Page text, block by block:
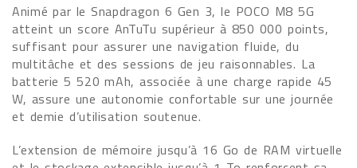
Animé par le Snapdragon 6 Gen 3, le POCO M8 5G
atteint un score AnTuTu supérieur à 850 000 points,
suffisant pour assurer une navigation fluide, du
multitâche et des sessions de jeu raisonnables. La
batterie 5 520 mAh, associée à une charge rapide 45
W, assure une autonomie confortable sur une journée
et demie d’utilisation soutenue.
L’extension de mémoire jusqu’à 16 Go de RAM virtuelle